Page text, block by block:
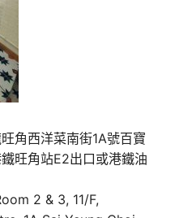
角西洋菜南街1A號百寶
旺角站E2出口或港鐵油
2 & 3, 11/F,